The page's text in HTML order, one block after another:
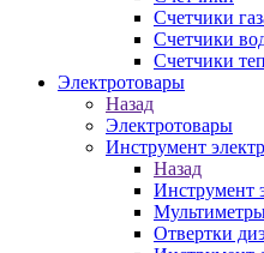
Счетчики
Счетчики
Счетчики
Электротовары
Назад
Электротовары
Инструмент
Назад
Инструмент
Отвертки